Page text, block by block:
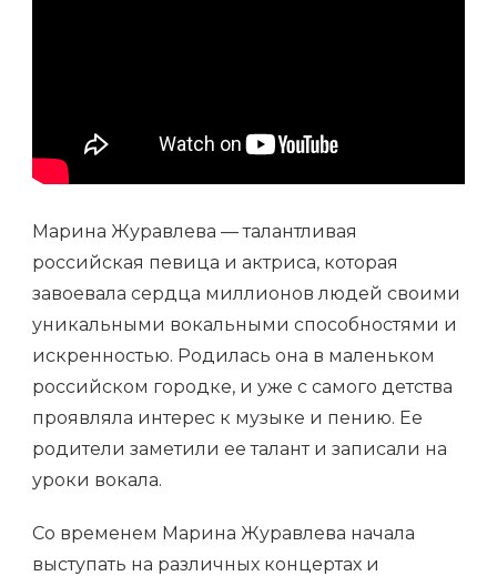
Марина Журавлева — талантливая
российская певица и актриса, которая
завоевала сердца миллионов людей своими
уникальными вокальными способностями и
искренностью. Родилась она в маленьком
российском городке, и уже с самого детства
проявляла интерес к музыке и пению. Ее
родители заметили ее талант и записали на
уроки вокала.
Со временем Марина Журавлева начала
выступать на различных концертах и